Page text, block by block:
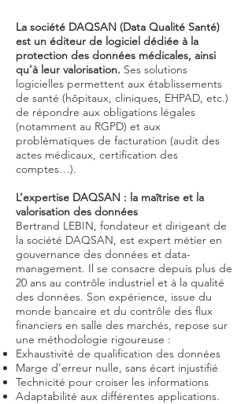
La société DAQSAN (Data Qualité Santé)
est un éditeur de logiciel dédiée à la
protection des données médicales, ainsi
qu’à leur valorisation. Ses solutions
logicielles permettent aux établissements
de santé (hôpitaux, cliniques, EHPAD, etc.)
de répondre aux obligations légales
(notamment au RGPD) et aux
problématiques de facturation (audit des
actes médicaux, certification des
comptes…).
L’expertise DAQSAN : la maîtrise et la
valorisation des données
Bertrand LEBIN, fondateur et dirigeant de
la société DAQSAN, est expert métier en
gouvernance des données et data-
management. Il se consacre depuis plus de
20 ans au contrôle industriel et à la qualité
des données. Son expérience, issue du
monde bancaire et du contrôle des flux
financiers en salle des marchés, repose sur
une méthodologie rigoureuse :
Exhaustivité de qualification des données
Marge d’erreur nulle, sans écart injustifié
Technicité pour croiser les informations
Adaptabilité aux différentes applications.